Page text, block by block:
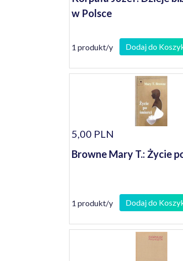
w Polsce
1 produkt/y Dodaj do
5,00 PLN
Browne Mary T.: Życie
1 produkt/y Dodaj do